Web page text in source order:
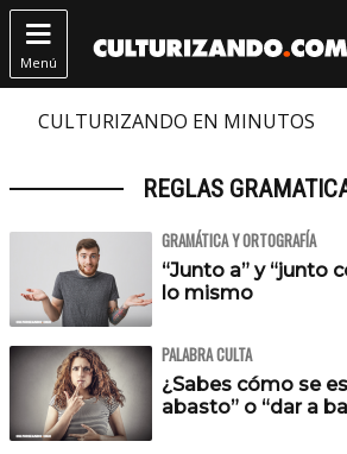

Menú
CULTURIZANDO EN MINUTOS
REGLAS
GRAMÁTICA Y ORTOGRAFÍA
“Junto a” y “junto
lo mismo
PALABRA CULTA
¿Sabes cómo se
abasto” o “dar a